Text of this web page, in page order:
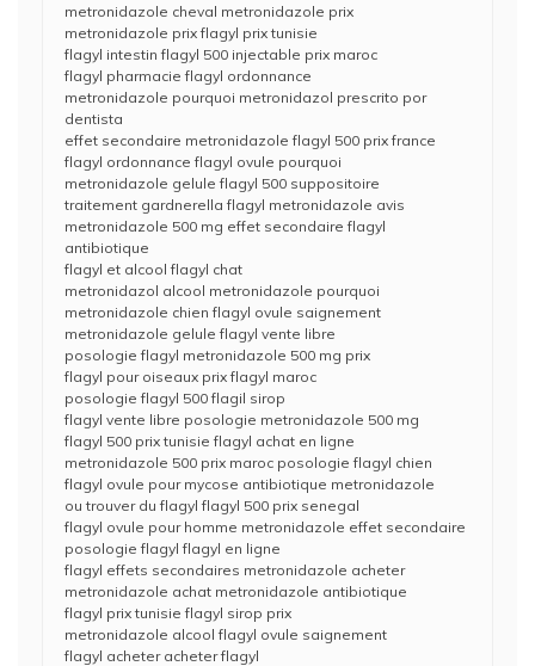
metronidazole cheval metronidazole prix
metronidazole prix flagyl prix tunisie
flagyl intestin flagyl 500 injectable prix maroc
flagyl pharmacie flagyl ordonnance
metronidazole pourquoi metronidazol prescrito por
dentista
effet secondaire metronidazole flagyl 500 prix france
flagyl ordonnance flagyl ovule pourquoi
metronidazole gelule flagyl 500 suppositoire
traitement gardnerella flagyl metronidazole avis
metronidazole 500 mg effet secondaire flagyl
antibiotique
flagyl et alcool flagyl chat
metronidazol alcool metronidazole pourquoi
metronidazole chien flagyl ovule saignement
metronidazole gelule flagyl vente libre
posologie flagyl metronidazole 500 mg prix
flagyl pour oiseaux prix flagyl maroc
posologie flagyl 500 flagil sirop
flagyl vente libre posologie metronidazole 500 mg
flagyl 500 prix tunisie flagyl achat en ligne
metronidazole 500 prix maroc posologie flagyl chien
flagyl ovule pour mycose antibiotique metronidazole
ou trouver du flagyl flagyl 500 prix senegal
flagyl ovule pour homme metronidazole effet secondaire
posologie flagyl flagyl en ligne
flagyl effets secondaires metronidazole acheter
metronidazole achat metronidazole antibiotique
flagyl prix tunisie flagyl sirop prix
metronidazole alcool flagyl ovule saignement
flagyl acheter acheter flagyl